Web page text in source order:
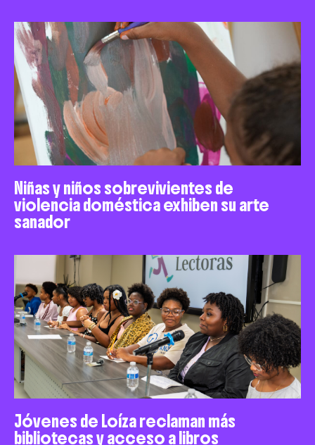
Niñas y niños sobrevivientes de
violencia doméstica exhiben su arte
sanador
Jóvenes de Loíza reclaman más
bibliotecas y acceso a libros